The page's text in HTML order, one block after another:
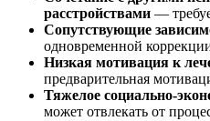
расстройствами —
Сопутствующие
одновременной
Низкая мотивация к
предварительная
Тяжелое социально-
может отвлекать от